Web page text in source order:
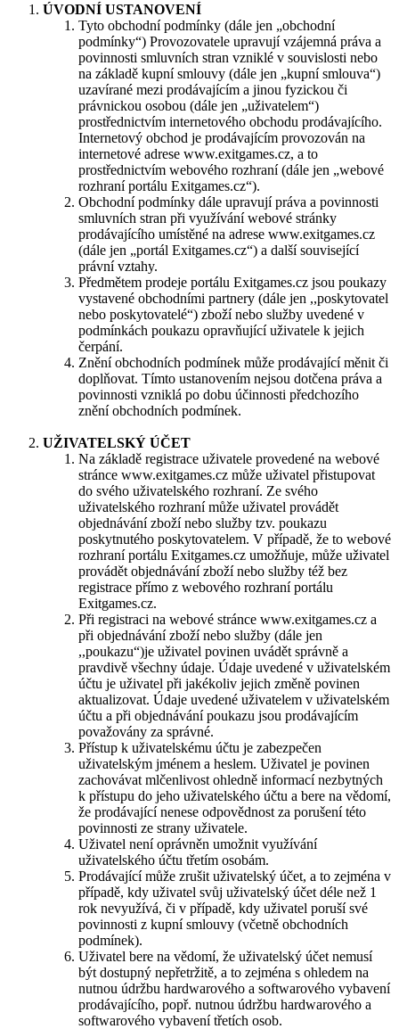
ÚVODNÍ USTANOVENÍ
Tyto obchodní podmínky (dále jen „obchodní
podmínky“) Provozovatele upravují vzájemná práva a
povinnosti smluvních stran vzniklé v souvislosti nebo
na základě kupní smlouvy (dále jen „kupní smlouva“)
uzavírané mezi prodávajícím a jinou fyzickou či
právnickou osobou (dále jen „uživatelem“)
prostřednictvím internetového obchodu prodávajícího.
Internetový obchod je prodávajícím provozován na
internetové adrese www.exitgames.cz, a to
prostřednictvím webového rozhraní (dále jen „webové
rozhraní portálu Exitgames.cz“).
Obchodní podmínky dále upravují práva a povinnosti
smluvních stran při využívání webové stránky
prodávajícího umístěné na adrese www.exitgames.cz
(dále jen „portál Exitgames.cz“) a další související
právní vztahy.
Předmětem prodeje portálu Exitgames.cz jsou poukazy
vystavené obchodními partnery (dále jen ,,poskytovatel
nebo poskytovatelé“) zboží nebo služby uvedené v
podmínkách poukazu opravňující uživatele k jejich
čerpání.
Znění obchodních podmínek může prodávající měnit či
doplňovat. Tímto ustanovením nejsou dotčena práva a
povinnosti vzniklá po dobu účinnosti předchozího
znění obchodních podmínek.
UŽIVATELSKÝ ÚČET
Na základě registrace uživatele provedené na webové
stránce www.exitgames.cz může uživatel přistupovat
do svého uživatelského rozhraní. Ze svého
uživatelského rozhraní může uživatel provádět
objednávání zboží nebo služby tzv. poukazu
poskytnutého poskytovatelem. V případě, že to webové
rozhraní portálu Exitgames.cz umožňuje, může uživatel
provádět objednávání zboží nebo služby též bez
registrace přímo z webového rozhraní portálu
Exitgames.cz.
Při registraci na webové stránce www.exitgames.cz a
při objednávání zboží nebo služby (dále jen
,,poukazu“)je uživatel povinen uvádět správně a
pravdivě všechny údaje. Údaje uvedené v uživatelském
účtu je uživatel při jakékoliv jejich změně povinen
aktualizovat. Údaje uvedené uživatelem v uživatelském
účtu a při objednávání poukazu jsou prodávajícím
považovány za správné.
Přístup k uživatelskému účtu je zabezpečen
uživatelským jménem a heslem. Uživatel je povinen
zachovávat mlčenlivost ohledně informací nezbytných
k přístupu do jeho uživatelského účtu a bere na vědomí,
že prodávající nenese odpovědnost za porušení této
povinnosti ze strany uživatele.
Uživatel není oprávněn umožnit využívání
uživatelského účtu třetím osobám.
Prodávající může zrušit uživatelský účet, a to zejména v
případě, kdy uživatel svůj uživatelský účet déle než 1
rok nevyužívá, či v případě, kdy uživatel poruší své
povinnosti z kupní smlouvy (včetně obchodních
podmínek).
Uživatel bere na vědomí, že uživatelský účet nemusí
být dostupný nepřetržitě, a to zejména s ohledem na
nutnou údržbu hardwarového a softwarového vybavení
prodávajícího, popř. nutnou údržbu hardwarového a
softwarového vybavení třetích osob.